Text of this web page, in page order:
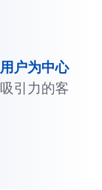
户为中心
引力的客